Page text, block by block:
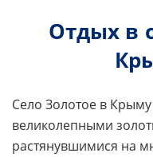
Отдых в
Cело Золотое в
великолепными
растянувшимися на